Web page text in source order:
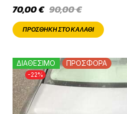
90,00€
70,00€
ΠΡΟΣΘΉΚΗ ΣΤΟ ΚΑΛΆΘΙ
-22%
ΔΙΑΘΕΣΙΜΟ ΠΡΟΣΦΟΡΑ